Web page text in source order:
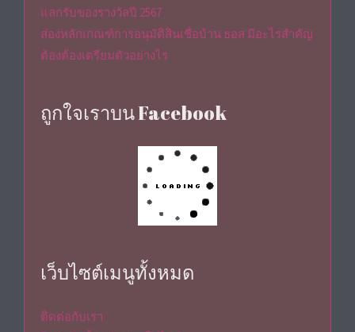
แลกรับของรางวัลปี 2567
ส่องหลักเกณฑ์การอนุมัติสินเชื่อบ้าน ธอส มีอะไรสำคัญ
ต้องต้องเตรียมตัวอย่างไร
ถูกใจเราบน Facebook
เว็บไซต์เมนูทั้งหมด
ติดต่อกับเรา